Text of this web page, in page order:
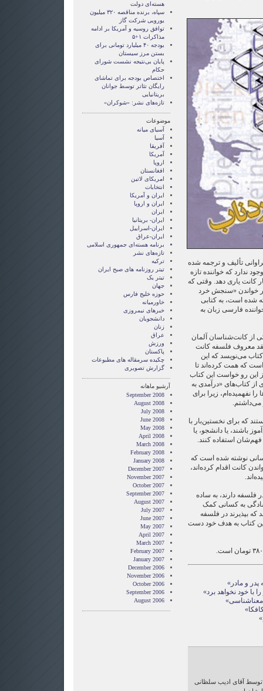
تألیف و ترجمه شده
ندارد که خواننده‌ تازه‌
کانت یاری دهد. وقتی که
در خواندن «سنجش خرد
شده است، به کتابی
فارسی زبان به
از کانت‌شناسان آلمان
معروف فلسفه کانت
می‌نویسد که این
که همت کرده‌اند تا
این رو خواست این کتاب
از کتاب‌های «درآمدی به
نفهمیده‌ام، زیرا برای
می‌داشتم.
که برای نخستین‌بار با
باشند، یا دانشجو، یا
استفاده کنند.
نوشته شده است که
کانت اقدام کرده‌اند،
فلسفه دارند، به ساده
سادگی به کسانی کمک
که بپذیرند در فلسفه‌
این کتاب به هدف خود دست
پدر و مادر»
با خود نخواهد برد»
معناشناسی»
آقای ادیب سلظانی
هسته‌ای دولت
سپاه، برنده مناقصه ۳۲۰ میلیون
یورویی شرکت گاز
توافق روسیه و آمریکا بر ادامه
مذاکرات ۱+۵
بودجه ۴۰ میلیارد تومانی برای
بستن مرز سیستان
پایان بی‌نتیجه نشست شورای
حکام
اختصاص بودجه برای تماشای
رايگان تئاتر توسط جوانان
بریتانیایی
تازه‌های نشر: «شوکران»
موضوعات
آسيای ميانه
آسیا
آفریقا
آمریکا
اروپا
افغانستان
امریکای لاتین
انتخابات
ايران و آمريکا
ايران و اروپا
ایران
ایران- بریتانیا
ایران-اسراییل
ایران-عراق
برنامه هسته‌ای جمهوری اسلامی
تازه‌های نشر
ترکیه
تیتر روزنامه های صبح ایران
تیتر یک
جهان
حوزه خلیج فارس
خاورمیانه
خبرهای نیمروزی
دانشجویان
زنان
عراق
ورزش
پاکستان
چکیده سرمقاله های مطبوعات
گزارش تصويری
آرشیو ماهانه
September 2008
August 2008
July 2008
June 2008
May 2008
April 2008
March 2008
February 2008
January 2008
December 2007
November 2007
October 2007
September 2007
August 2007
July 2007
June 2007
May 2007
April 2007
March 2007
February 2007
January 2007
December 2006
November 2006
October 2006
September 2006
August 2006